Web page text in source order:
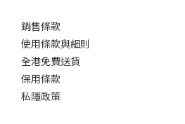
銷售條款
使用條款與細則
全港免費送貨
保用條款
私隱政策